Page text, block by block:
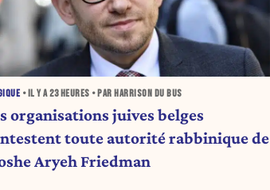
• IL Y A23 HEURES • PAR HARRISON DU BUS
organisations juives belges
toute autorité rabbinique de
Aryeh Friedman